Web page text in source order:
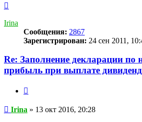
началу
Irina
Сообщения: 2867
Зарегистрирован: 24 сен 2011,
Re: Заполнение декларации по
прибыль при выплате
Сообщение
Irina » 13 окт 2016, 20:28